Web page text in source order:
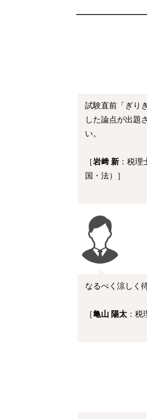
試験直前「ぎり
した論点が出題
い。
［岩﨑 新 ：税
国・法）］
なるべく涼しく
［亀山 陽太 ：